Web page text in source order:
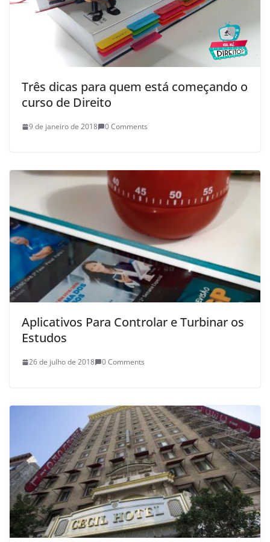
Três dicas para quem está começando o
curso de Direito
9 de janeiro de 2018 0 Comments
Aplicativos Para Controlar e Turbinar os
Estudos
26 de julho de 2018 0 Comments